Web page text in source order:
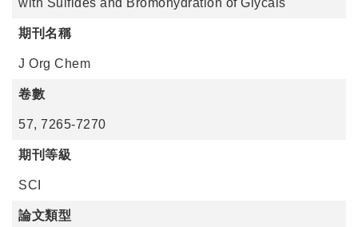
with Sulfides and Bromohydration of Glycals
期刊名稱
J Org Chem
卷數
57, 7265-7270
期刊等級
SCI
論文類型